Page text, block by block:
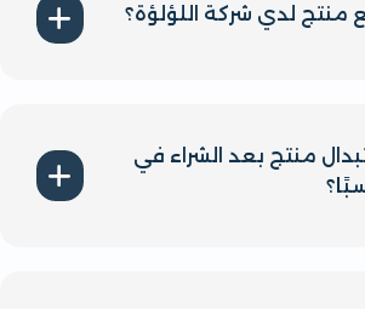
لدي شركة اللؤلؤة؟
منتج بعد الشراء في